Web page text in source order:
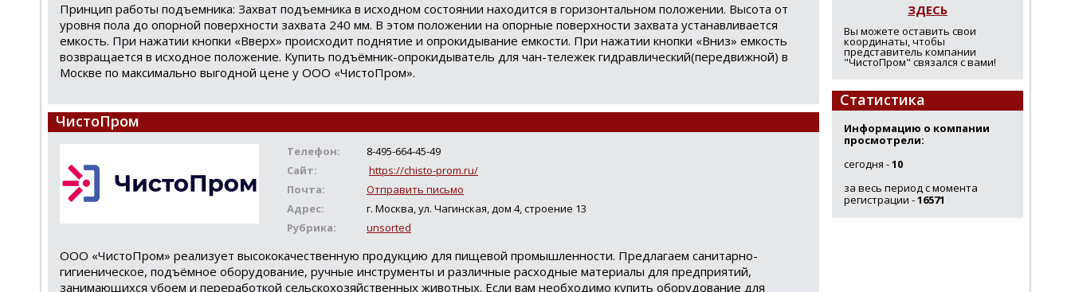
Принцип работы подъемника: Захват подъемника в исходном состоянии находится в горизонтальном положении. Высота от
уровня пола до опорной поверхности захвата 240 мм. В этом положении на опорные поверхности захвата устанавливается
емкость. При нажатии кнопки «Вверх» происходит поднятие и опрокидывание емкости. При нажатии кнопки «Вниз» емкость
возвращается в исходное положение. Купить подъёмник-опрокидыватель для чан-тележек гидравлический(передвижной) в
Москве по максимально выгодной цене у ООО «ЧистоПром».
ЧистоПром
Телефон:
8-495-664-45-49
Сайт:
https://chisto-prom.ru/
Почта:
Отправить письмо
Адрес:
г. Москва, ул. Чагинская, дом 4, строение 13
Рубрика:
unsorted
ООО «ЧистоПром» реализует высококачественную продукцию для пищевой промышленности. Предлагаем санитарно-
гигиеническое, подъёмное оборудование, ручные инструменты и различные расходные материалы для предприятий,
занимающихся убоем и переработкой сельскохозяйственных животных. Если вам необходимо купить оборудование для
ЗДЕСЬ
Вы можете оставить свои
координаты, чтобы
представитель компании
"ЧистоПром" связался с вами!
Статистика
Информацию о компании
просмотрели:
сегодня -10
за весь период с момента
регистрации -16571
Loading...